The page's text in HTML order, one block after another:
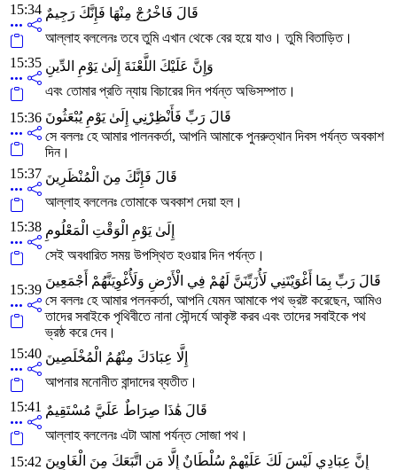
15:34 قَالَ فَاخْرُجْ مِنْهَا فَإِنَّكَ رَجِيمٌ
আল্লাহ বললেনঃ তবে তুমি এখান থেকে বের হয়ে যাও। তুমি বিতাড়িত।
15:35 وَإِنَّ عَلَيْكَ اللَّعْنَةَ إِلَىٰ يَوْمِ الدِّينِ
এবং তোমার প্রতি ন্যায় বিচারের দিন পর্যন্ত অভিসম্পাত।
15:36 قَالَ رَبِّ فَأَنْظِرْنِي إِلَىٰ يَوْمِ يُبْعَثُونَ
সে বললঃ হে আমার পালনকর্তা, আপনি আমাকে পুনরুত্থান দিবস পর্যন্ত অবকাশ
দিন।
15:37 قَالَ فَإِنَّكَ مِنَ الْمُنْظَرِينَ
আল্লাহ বললেনঃ তোমাকে অবকাশ দেয়া হল।
15:38 إِلَىٰ يَوْمِ الْوَقْتِ الْمَعْلُومِ
সেই অবধারিত সময় উপস্থিত হওয়ার দিন পর্যন্ত।
15:39
قَالَ رَبِّ بِمَا أَغْوَيْتَنِي لَأُزَيِّنَنَّ لَهُمْ فِي الْأَرْضِ وَلَأُغْوِيَنَّهُمْ أَجْمَعِينَ
সে বললঃ হে আমার পলনকর্তা, আপনি যেমন আমাকে পথ ভ্রষ্ট করেছেন, আমিও
তাদের সবাইকে পৃথিবীতে নানা সৌন্দর্যে আকৃষ্ট করব এবং তাদের সবাইকে পথ
ভ্রষ্ঠ করে দেব।
15:40 إِلَّا عِبَادَكَ مِنْهُمُ الْمُخْلَصِينَ
আপনার মনোনীত বান্দাদের ব্যতীত।
15:41 قَالَ هَٰذَا صِرَاطٌ عَلَيَّ مُسْتَقِيمٌ
আল্লাহ বললেনঃ এটা আমা পর্যন্ত সোজা পথ।
15:42 إِنَّ عِبَادِي لَيْسَ لَكَ عَلَيْهِمْ سُلْطَانٌ إِلَّا مَنِ اتَّبَعَكَ مِنَ الْغَاوِينَ